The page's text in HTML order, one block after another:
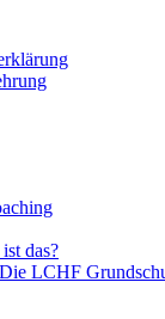
das?
LCHF